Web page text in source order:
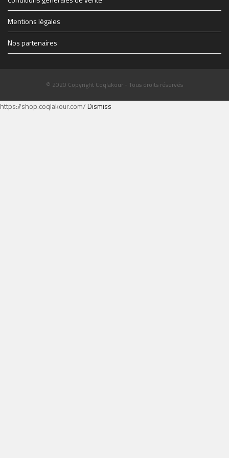
Mentions légales
Nos partenaires
© 2020 Copyright Coqlakour - Tous droits réservés
https://shop.coqlakour.com/Dismiss